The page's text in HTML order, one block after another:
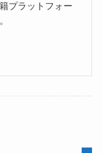
プラットフォー